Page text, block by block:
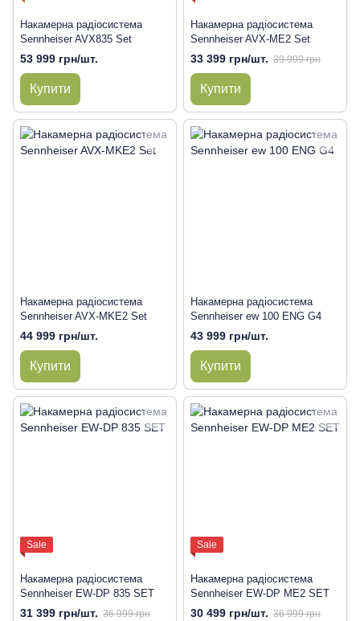
Накамерна радіосистема
Sennheiser AVX835 Set
53 999 грн/шт.
Купити
Накамерна радіосистема
Sennheiser AVX-ME2 Set
33 399 грн/шт. 39 999 грн
Купити
Накамерна радіосистема
Sennheiser AVX-MKE2 Set
44 999 грн/шт.
Купити
Накамерна радіосистема
Sennheiser ew 100 ENG G4
43 999 грн/шт.
Купити
Sale
Накамерна радіосистема
Sennheiser EW-DP 835 SET
31 399 грн/шт. 36 999 грн
Sale
Накамерна радіосистема
Sennheiser EW-DP ME2 SET
30 499 грн/шт. 36 999 грн